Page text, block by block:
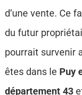
d’une vente. Ce
du futur
pourrait survenir
êtes dans le Puy
département 43